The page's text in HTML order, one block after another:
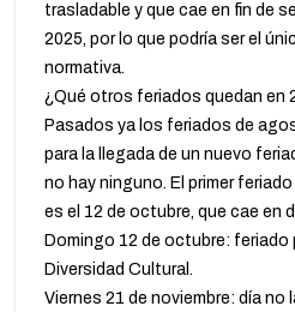
trasladable y que cae en fin de
2025, por lo que podría ser el
normativa.
¿Qué otros feriados quedan en
Pasados ya los feriados de
para la llegada de un nuevo
no hay ninguno. El primer
es el 12 de octubre, que cae en
Domingo 12 de octubre: feriado
Diversidad Cultural.
Viernes 21 de noviembre: día no